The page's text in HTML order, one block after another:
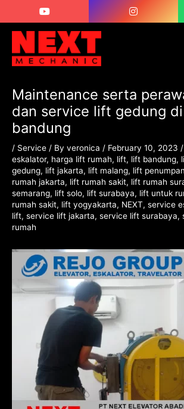
content
Maintenance serta
dan service lift gedung
bandung
/ Service / By veronica / February 10, 2023 /
eskalator, harga lift rumah, lift, lift bandung,
gedung, lift jakarta, lift malang, lift
rumah jakarta, lift rumah sakit, lift rumah
semarang, lift solo, lift surabaya, lift untuk
rumah sakit, lift yogyakarta, NEXT, service
lift, service lift jakarta, service lift surabaya,
rumah
navigation